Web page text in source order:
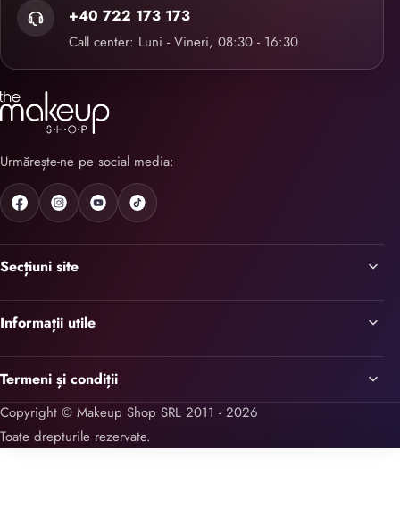
+40 722 173 173
Call center: Luni - Vineri, 08:30 - 16:30
Urmărește-ne pe social media:
Secțiuni site
Informații utile
Termeni și condiții
Copyright © Makeup Shop SRL 2011 - 2026
Toate drepturile rezervate.